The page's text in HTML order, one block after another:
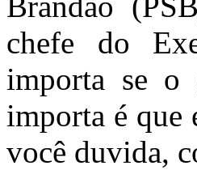
chefe do
importa se o
importa é que
você duvida,